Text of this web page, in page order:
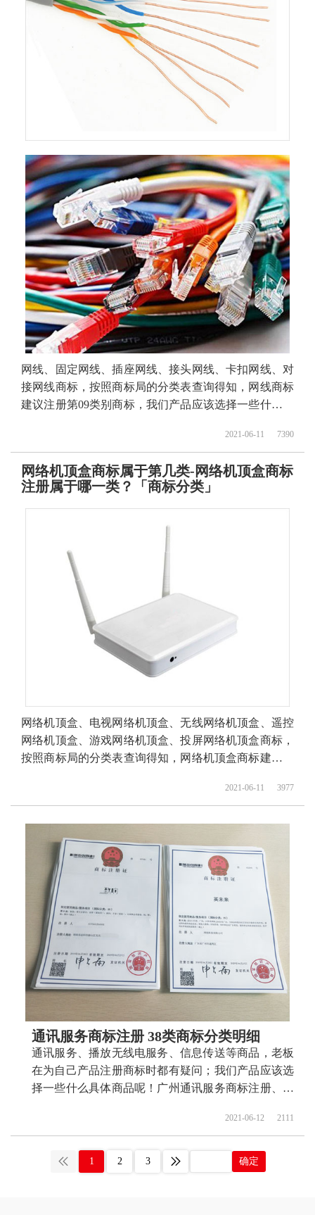
网线、固定网线、插座网线、接头网线、卡扣网线、对
接网线商标，按照商标局的分类表查询得知，网线商标
建议注册第09类别商标，我们产品应该选择一些什么具
册网线商标、插座网线商标注册、接头网线商标注册、
册、网线商标注册代办、网线商标注册代理要多久？网
线商标注册价格怎么样？ 网线商标注册流程以及材料要
哪些呢？网线商标注册代理时审核通过率高不高？今天
商标设计注册的小文将网线的具体商品整理出来：
2021-06-11 7390
网络机顶盒商标属于第几类-网络机顶盒商标
注册属于哪一类？「商标分类」
网络机顶盒、电视网络机顶盒、无线网络机顶盒、遥控
网络机顶盒、游戏网络机顶盒、投屏网络机顶盒商标，
按照商标局的分类表查询得知，网络机顶盒商标建议注
呢！广州网络机顶盒商标注册、电视网络机顶盒商标注
投屏网络机顶盒商标注册、网络机顶盒商标注册、网络
机顶盒商标注册代办、网络机顶盒商标注册代理要多
久？网络机顶盒商标注册价格怎么样？ 网络机顶盒商标
注册流程以及材料要哪些呢？网络机顶盒商标注册代理
时审核通过率高不高？今天商标设计注册的小文将网络
机顶盒的具体商品整理出来：
2021-06-11 3977
通讯服务商标注册 38类商标分类明细
通讯服务、播放无线电服务、信息传送等商品，老板
在为自己产品注册商标时都有疑问；我们产品应该选
择一些什么具体商品呢！广州通讯服务商标注册、通
送商标注册、卫星传送商标注册、无线电通信商标注
理要多久？ 通讯服务商标注册价格怎么样？ 通讯服
务商标注册流程以及材料要哪些呢？ 通讯服务商标注
2021-06-12 2111
1 2 3 确定